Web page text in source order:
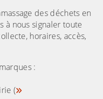
des déchets en
à nous signaler toute
horaires, accès,
:
(